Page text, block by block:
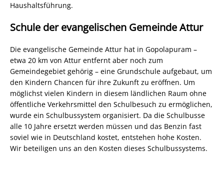
Haushaltsführung.
Schule der evangelischen Gemeinde Attur
Die evangelische Gemeinde Attur hat in Gopolapuram –
etwa 20 km von Attur entfernt aber noch zum
Gemeindegebiet gehörig – eine Grundschule aufgebaut, um
den Kindern Chancen für ihre Zukunft zu eröffnen. Um
möglichst vielen Kindern in diesem ländlichen Raum ohne
öffentliche Verkehrsmittel den Schulbesuch zu ermöglichen,
wurde ein Schulbussystem organisiert. Da die Schulbusse
alle 10 Jahre ersetzt werden müssen und das Benzin fast
soviel wie in Deutschland kostet, entstehen hohe Kosten.
Wir beteiligen uns an den Kosten dieses Schulbussystems.